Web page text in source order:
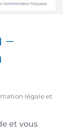
–
légale et
et vous